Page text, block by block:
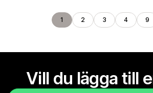
1 2 3 4 9
Vill du lägga till